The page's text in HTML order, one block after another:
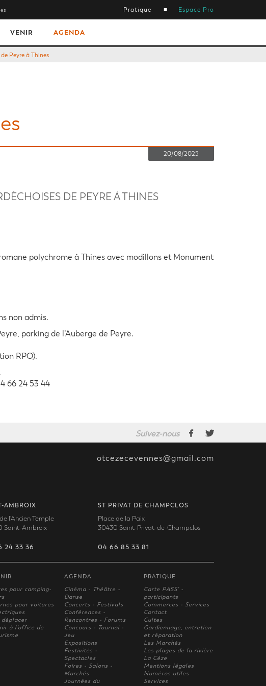
Pratique Espace Pro
VENIR AGENDA
Peyre à Thines
20/08/2025
DE PEYRE À THINES
polychrome à Thines avec modillons et Monument
non admis.
parking de l’Auberge de Peyre.
RPO).
66 24 53 44
Suivez-nous
otcezecevennes@gmail.com
AMBROIX
l'Ancien Temple
Saint-Ambroix
24 33 36
ST PRIVAT DE CHAMPCLOS
Place de la Paix
30430 Saint-Privat-de-Champclos
04 66 85 33 81
pour camping-
pour voitures
déplacer
à l'office de
AGENDA
Cinéma - Théâtre -
Danse
Concerts - Festivals
Conférences -
Rencontres - Forums
Concours - Tournoi -
Jeu
Expositions
Festivités -
Spectacles
Foires - Salons -
Marchés
Journées du
PRATIQUE
Carte PASS' -
participants
Commerces - Services
Contact
Cultes
Gardiennage, entretien
et réparation
Les Marchés
Les plages de la rivière
La Cèze
Mentions légales
Numéros utiles
Services